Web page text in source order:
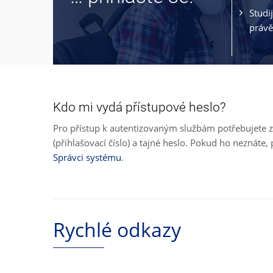
Kdo mi vydá přístupové heslo?
Pro přístup k autentizovaným službám potřebujete
(přihlašovací číslo) a tajné heslo. Pokud ho
Správci systému.
Rychlé odkazy